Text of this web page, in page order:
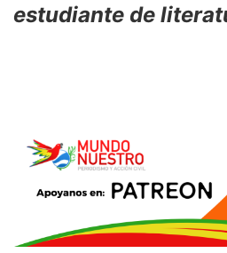
estudiante de